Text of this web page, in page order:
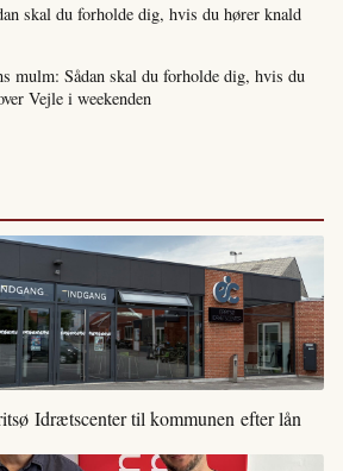
skal du forholde dig, hvis du hører knald
mulm: Sådan skal du forholde dig, hvis du
Vejle i weekenden
Idrætscenter til kommunen efter lån